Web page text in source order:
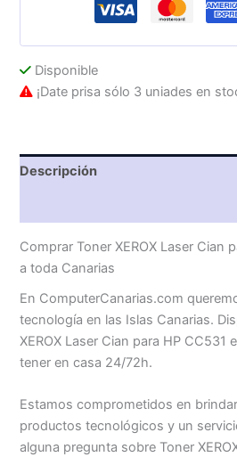
Disponible
¡Date prisa sólo 3 uniades en
Descripción
Comprar Toner XEROX Laser Cian
a toda Canarias
En ComputerCanarias.com
tecnología en las Islas Canarias.
XEROX Laser Cian para HP CC531
tener en casa 24/72h.
Estamos comprometidos en
productos tecnológicos y un
alguna pregunta sobre Toner